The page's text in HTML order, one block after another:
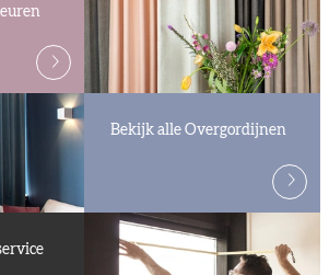
Bekijk alle Overgordijnen